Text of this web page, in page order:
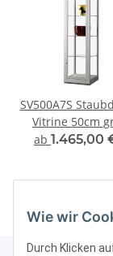
Wie wir
Durch Klicken
SV500A7S
Vitrine 50cm
ab 1.465,00